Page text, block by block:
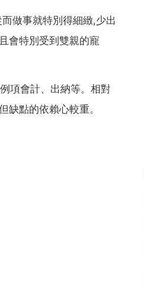
做事就特別得細緻,少出
會特別受到雙親的寵
項會計、出納等。相對
點的依賴心較重。